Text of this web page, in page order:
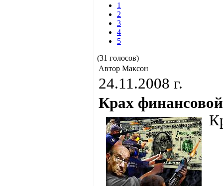
1
2
3
4
5
(31 голосов)
Автор Максон
24.11.2008 г.
Крах